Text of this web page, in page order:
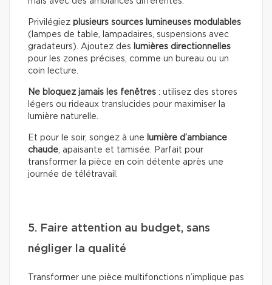
Privilégiez plusieurs sources lumineuses modulables
(lampes de table, lampadaires, suspensions avec
gradateurs). Ajoutez des lumières directionnelles
pour les zones précises, comme un bureau ou un
coin lecture.
Ne bloquez jamais les fenêtres : utilisez des stores
légers ou rideaux translucides pour maximiser la
lumière naturelle.
Et pour le soir, songez à une lumière d’ambiance
chaude, apaisante et tamisée. Parfait pour
transformer la pièce en coin détente après une
journée de télétravail.
5. Faire attention au budget, sans
négliger la qualité
Transformer une pièce multifonctions n’implique pas